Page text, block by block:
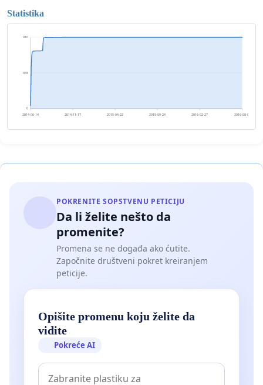
Statistika
0
455
910
2014-06-14 2014-11-17 2015-04-22 2015-09-24 2016-02-27 2016-08-01
POKRENITE SOPSTVENU PETICIJU
Da li želite nešto da
promenite?
Promena se ne događa ako ćutite.
Započnite društveni pokret kreiranjem
peticije.
Opišite promenu koju želite da
vidite
Pokreće AI